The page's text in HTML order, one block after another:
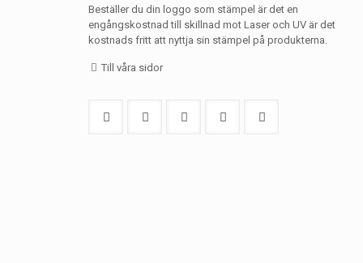
Beställer du din loggo som stämpel är det en
engångskostnad till skillnad mot Laser och UV är det
kostnads fritt att nyttja sin stämpel på produkterna.
Till våra sidor